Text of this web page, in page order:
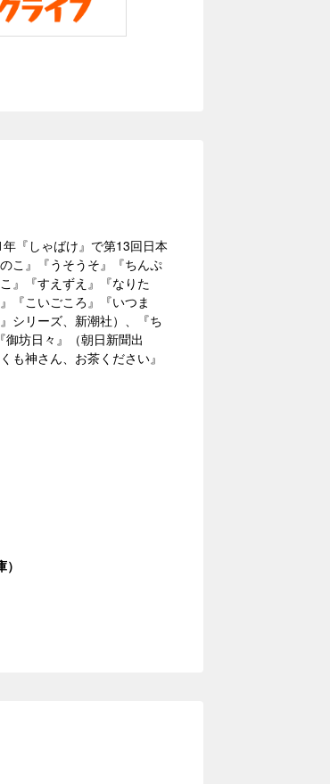
『しゃばけ』で第13回日本
こ』『うそうそ』『ちんぷ
』『すえずえ』『なりた
『こいごころ』『いつま
シリーズ、新潮社）、『ち
坊日々』（朝日新聞出
も神さん、お茶ください』